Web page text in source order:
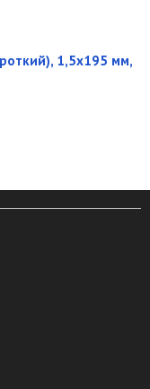
1,5х195 мм,